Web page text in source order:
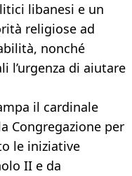
libanesi e un
religiose ad
nonché
l’urgenza di aiutare
il cardinale
Congregazione per
le iniziative
II e da